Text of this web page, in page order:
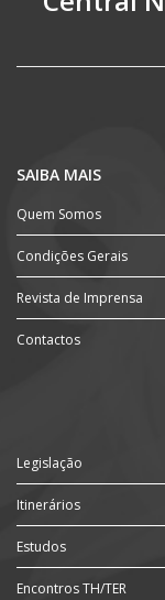
SAIBA MAIS
Quem Somos
Condições Gerais
Revista de Imprensa
Contactos
Legislação
Itinerários
Estudos
Encontros TH/TER